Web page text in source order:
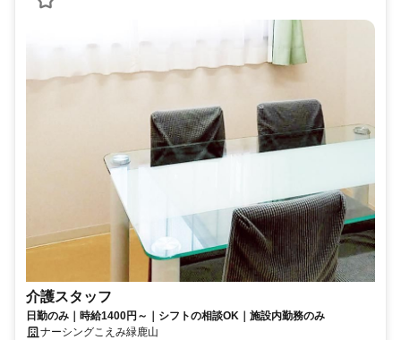
介護スタッフ
日勤のみ｜時給1400円～｜シフトの相談OK｜施設内勤務のみ
ナーシングこえみ緑鹿山